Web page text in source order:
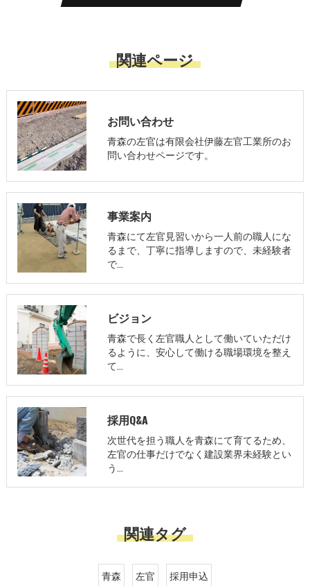
関連ページ
お問い合わせ
青森の左官は有限会社伊藤左官工業所のお
問い合わせページです。
事業案内
青森にて左官見習いから一人前の職人にな
るまで、丁寧に指導しますので、未経験者
で…
ビジョン
青森で長く左官職人として働いていただけ
るように、安心して働ける職場環境を整え
て…
採用Q&A
次世代を担う職人を青森にて育てるため、
左官の仕事だけでなく建設業界未経験とい
う…
関連タグ
青森 左官 採用申込